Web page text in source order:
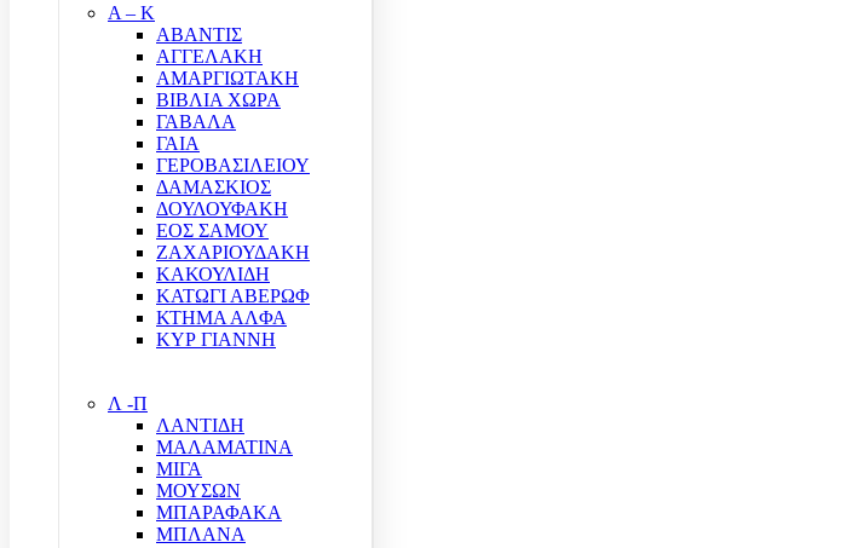
Α – Κ
ΑΒΑΝΤΙΣ
ΑΓΓΕΛΑΚΗ
ΑΜΑΡΓΙΩΤΑΚΗ
ΒΙΒΛΙΑ ΧΩΡΑ
ΓΑΒΑΛΑ
ΓΑΙΑ
ΓΕΡΟΒΑΣΙΛΕΙΟΥ
ΔΑΜΑΣΚΙΟΣ
ΔΟΥΛΟΥΦΑΚΗ
ΕΟΣ ΣΑΜΟΥ
ΖΑΧΑΡΙΟΥΔΑΚΗ
ΚΑΚΟΥΛΙΔΗ
ΚΑΤΩΓΙ ΑΒΕΡΩΦ
ΚΤΗΜΑ ΑΛΦΑ
ΚΥΡ ΓΙΑΝΝΗ
Λ -Π
ΛΑΝΤΙΔΗ
ΜΑΛΑΜΑΤΙΝΑ
ΜΙΓΑ
ΜΟΥΣΩΝ
ΜΠΑΡΑΦΑΚΑ
ΜΠΛΑΝΑ